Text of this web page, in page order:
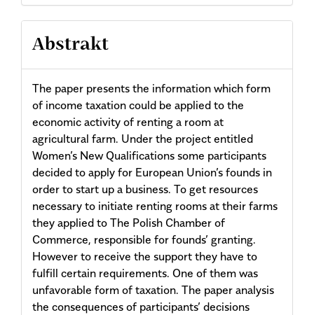
Abstrakt
The paper presents the information which form
of income taxation could be applied to the
economic activity of renting a room at
agricultural farm. Under the project entitled
Women’s New Qualifications some participants
decided to apply for European Union’s founds in
order to start up a business. To get resources
necessary to initiate renting rooms at their farms
they applied to The Polish Chamber of
Commerce, responsible for founds’ granting.
However to receive the support they have to
fulfill certain requirements. One of them was
unfavorable form of taxation. The paper analysis
the consequences of participants’ decisions